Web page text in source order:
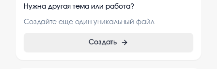
Нужна другая тема или работа?
Создайте еще один уникальный файл
Создать